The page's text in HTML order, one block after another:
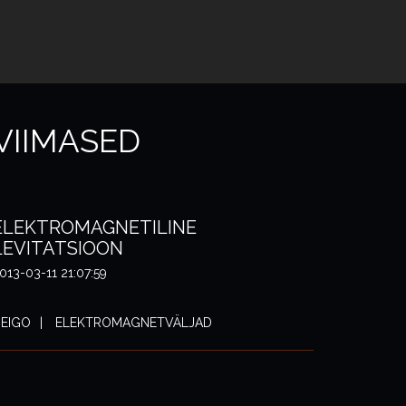
03-11 21:07:59
ELEKTROMAGNETVÄLJAD